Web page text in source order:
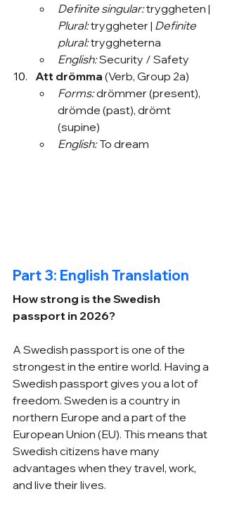
Definite singular: tryggheten |
Plural: tryggheter | Definite
plural: tryggheterna
English: Security / Safety
Att drömma (Verb, Group 2a)
Forms: drömmer (present),
drömde (past), drömt
(supine)
English: To dream
Part 3: English Translation
How strong is the Swedish
passport in 2026?
A Swedish passport is one of the
strongest in the entire world. Having a
Swedish passport gives you a lot of
freedom. Sweden is a country in
northern Europe and a part of the
European Union (EU). This means that
Swedish citizens have many
advantages when they travel, work,
and live their lives.